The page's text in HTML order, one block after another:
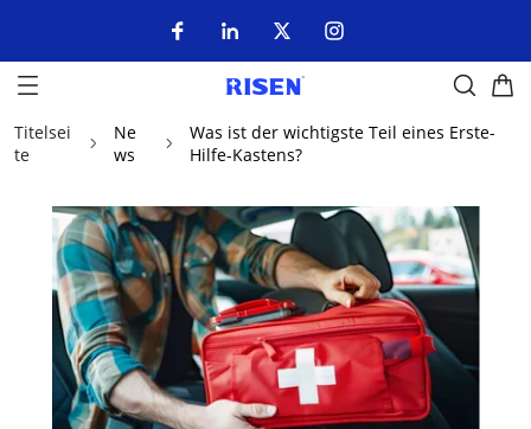
Titelsei
te
Ne
ws
Was ist der wichtigste Teil eines Erste-
Hilfe-Kastens?